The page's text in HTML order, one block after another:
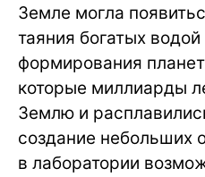
Земле могла
таяния богатых
формирования
которые миллиарды
Землю и
создание небольших
в лаборатории